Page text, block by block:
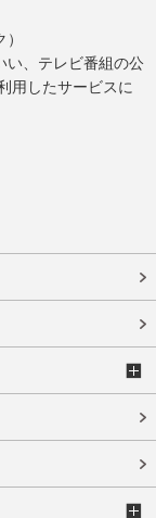
い、テレビ番組の公
用したサービスに